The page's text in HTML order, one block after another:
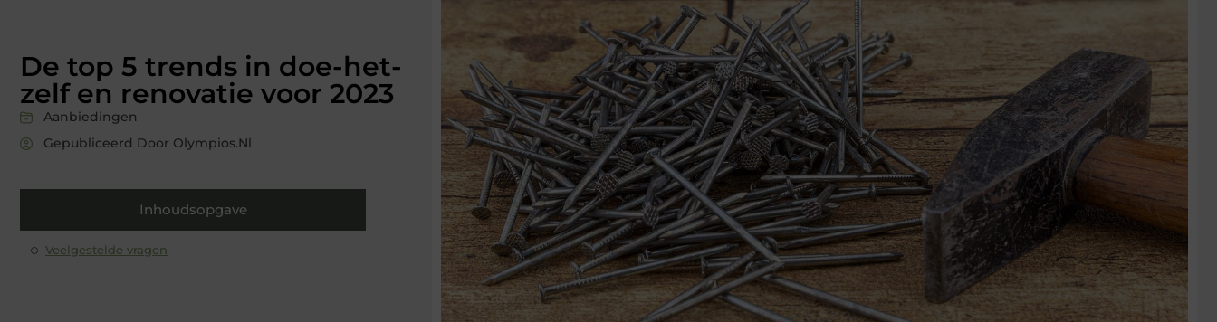
De top 5 trends in doe-het-
zelf en renovatie voor 2023
Aanbiedingen
Gepubliceerd Door Olympios.nl
Inhoudsopgave
Veelgestelde vragen